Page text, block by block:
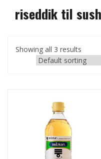
riseddik til
Showing all 3 results